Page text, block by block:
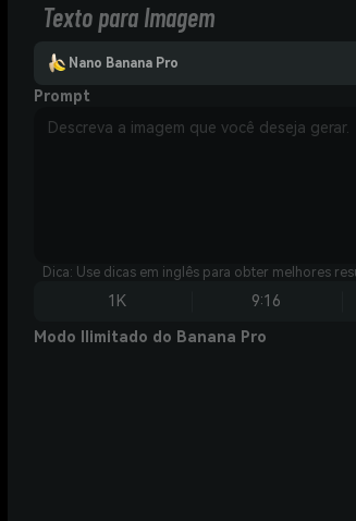
Texto para Imagem
Nano Banana Pro
Prompt
Dica: Use dicas em inglês para obter melhores
1K 9:16
Modo Ilimitado do Banana Pro